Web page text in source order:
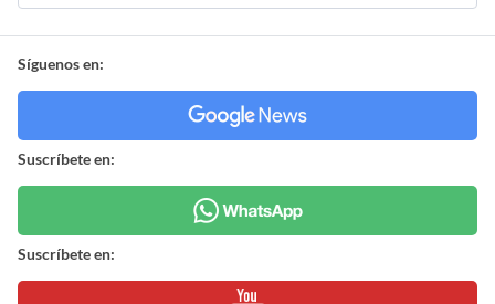
Síguenos en:
Suscríbete en:
Suscríbete en: